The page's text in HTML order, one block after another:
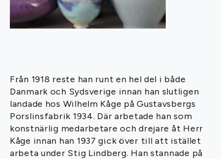
Från 1918 reste han runt en hel del i både
Danmark och Sydsverige innan han slutligen
landade hos Wilhelm Kåge på Gustavsbergs
Porslinsfabrik 1934. Där arbetade han som
konstnärlig medarbetare och drejare åt Herr
Kåge innan han 1937 gick över till att istället
arbeta under Stig Lindberg. Han stannade på